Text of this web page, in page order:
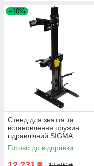
–10%
Стенд для зняття та
встановлення пружин
гідравлічний SIGMA
(6234021)
Готово до відправки